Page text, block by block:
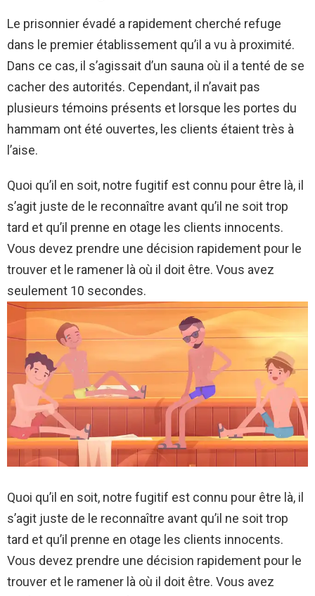
Le prisonnier évadé a rapidement cherché refuge
dans le premier établissement qu’il a vu à proximité.
Dans ce cas, il s’agissait d’un sauna où il a tenté de se
cacher des autorités. Cependant, il n’avait pas
plusieurs témoins présents et lorsque les portes du
hammam ont été ouvertes, les clients étaient très à
l’aise.
Quoi qu’il en soit, notre fugitif est connu pour être là, il
s’agit juste de le reconnaître avant qu’il ne soit trop
tard et qu’il prenne en otage les clients innocents.
Vous devez prendre une décision rapidement pour le
trouver et le ramener là où il doit être. Vous avez
seulement 10 secondes.
Quoi qu’il en soit, notre fugitif est connu pour être là, il
s’agit juste de le reconnaître avant qu’il ne soit trop
tard et qu’il prenne en otage les clients innocents.
Vous devez prendre une décision rapidement pour le
trouver et le ramener là où il doit être. Vous avez